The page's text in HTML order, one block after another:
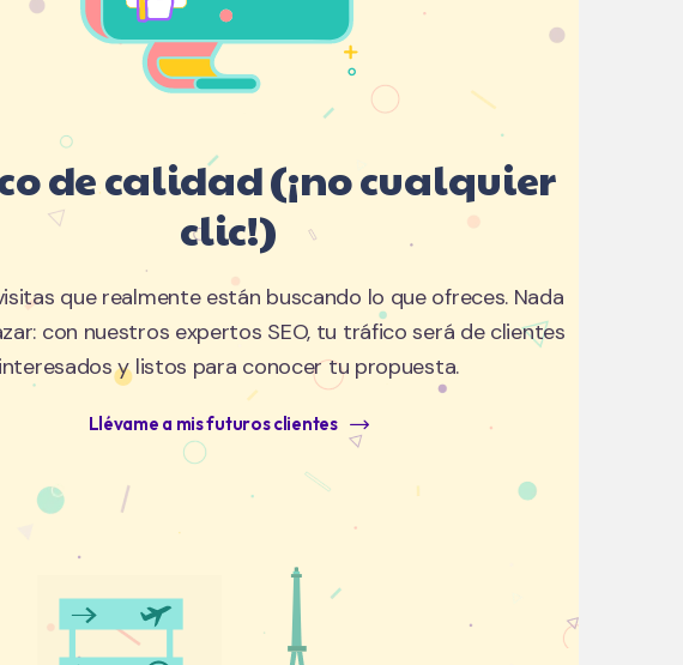
de calidad (¡no cualquier
clic!)
que realmente están buscando lo que ofreces. Nada
con nuestros expertos SEO, tu tráfico será de clientes
interesados y listos para conocer tu propuesta.
Llévame a mis futuros clientes